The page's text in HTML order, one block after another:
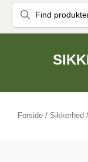
Forside / Sikkerhed